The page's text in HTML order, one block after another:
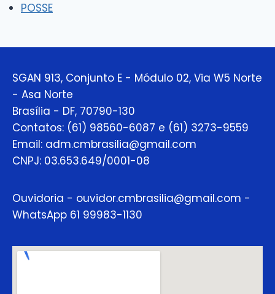
POSSE
SGAN 913, Conjunto E - Módulo 02, Via W5 Norte
- Asa Norte
Brasília - DF, 70790-130
Contatos: (61) 98560-6087 e (61) 3273-9559
Email: adm.cmbrasilia@gmail.com
CNPJ: 03.653.649/0001-08
Ouvidoria - ouvidor.cmbrasilia@gmail.com -
WhatsApp 61 99983-1130